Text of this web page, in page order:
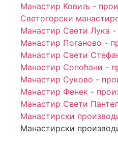
Манастир Ковиљ -
Светогорски
Манастир Свети Лука -
Манастир Поганово -
Манастир Свети
Манастир Сопоћани -
Манастир Суково -
Манастир Фенек -
Манастир Свети
Манастирски
Манастирски